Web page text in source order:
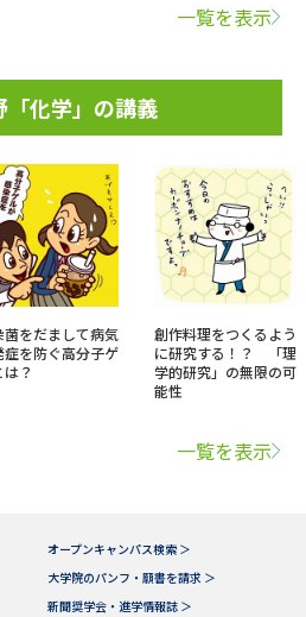
一覧を表示
「化学」の講義
菌をだまして病気
症を防ぐ高分子ゲ
は？
創作料理をつくるよう
に研究する！？ 「理
学的研究」の無限の可
能性
一覧を表示
オープンキャンパス検索 ＞
大学院のパンフ・願書を請求 ＞
新聞奨学会・進学情報誌 ＞